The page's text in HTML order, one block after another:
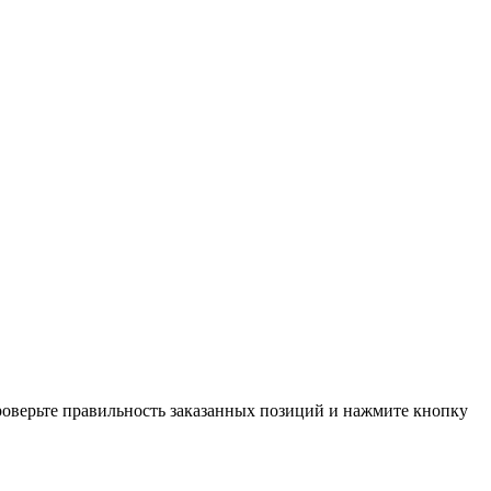
правильность заказанных позиций и нажмите кнопку